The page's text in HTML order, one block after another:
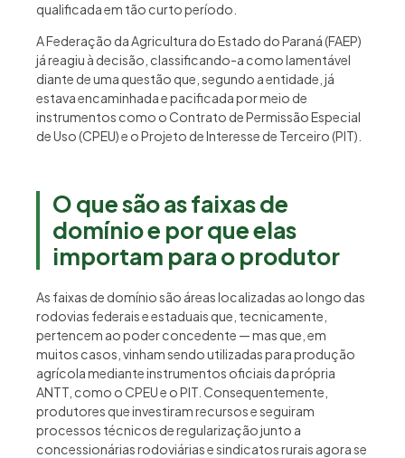
qualificada em tão curto período.
A Federação da Agricultura do Estado do Paraná (FAEP)
já reagiu à decisão, classificando-a como lamentável
diante de uma questão que, segundo a entidade, já
estava encaminhada e pacificada por meio de
instrumentos como o Contrato de Permissão Especial
de Uso (CPEU) e o Projeto de Interesse de Terceiro (PIT).
O que são as faixas de
domínio e por que elas
importam para o produtor
As faixas de domínio são áreas localizadas ao longo das
rodovias federais e estaduais que, tecnicamente,
pertencem ao poder concedente — mas que, em
muitos casos, vinham sendo utilizadas para produção
agrícola mediante instrumentos oficiais da própria
ANTT, como o CPEU e o PIT. Consequentemente,
produtores que investiram recursos e seguiram
processos técnicos de regularização junto a
concessionárias rodoviárias e sindicatos rurais agora se